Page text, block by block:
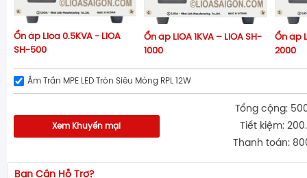
Ổn áp Lioa 0.5KVA - LiOA
SH-500
Ổn áp LIOA 1KVA – LiOA SH-
1000
Ổn áp
2000
Âm Trần MPE LED Tròn Siêu Mỏng RPL 12W
Xem Khuyến mại
Tổng cộng:
Tiết kiệm:
Thanh toán:
Bạn Cần Hỗ Trợ?